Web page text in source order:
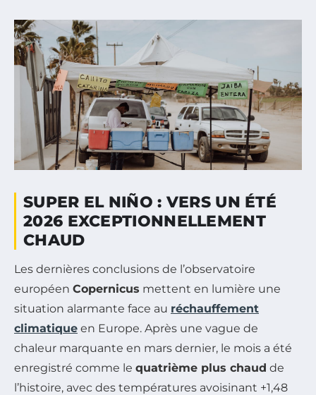
SUPER EL NIÑO : VERS UN ÉTÉ
2026 EXCEPTIONNELLEMENT
CHAUD
Les dernières conclusions de l’observatoire
européen Copernicus mettent en lumière une
situation alarmante face au réchauffement
climatique en Europe. Après une vague de
chaleur marquante en mars dernier, le mois a été
enregistré comme le quatrième plus chaud de
l’histoire, avec des températures avoisinant +1,48